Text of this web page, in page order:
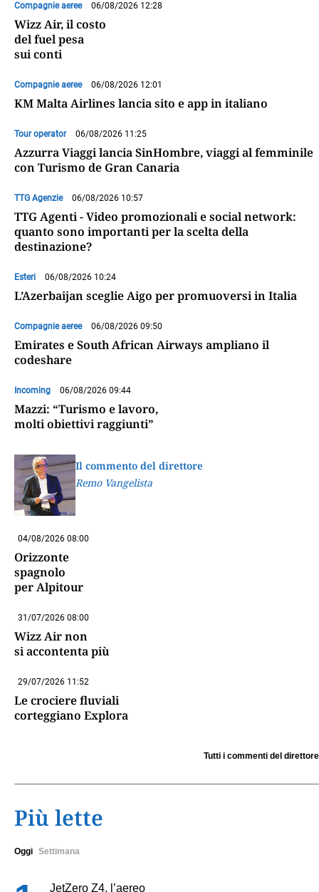
Compagnie aeree 06/08/2026 12:28
Wizz Air, il costo
del fuel pesa
sui conti
Compagnie aeree 06/08/2026 12:01
KM Malta Airlines lancia sito e app in italiano
Tour operator 06/08/2026 11:25
Azzurra Viaggi lancia SinHombre, viaggi al femminile
con Turismo de Gran Canaria
TTG Agenzie 06/08/2026 10:57
TTG Agenti - Video promozionali e social network:
quanto sono importanti per la scelta della
destinazione?
Esteri 06/08/2026 10:24
L’Azerbaijan sceglie Aigo per promuoversi in Italia
Compagnie aeree 06/08/2026 09:50
Emirates e South African Airways ampliano il
codeshare
Incoming 06/08/2026 09:44
Mazzi: “Turismo e lavoro,
molti obiettivi raggiunti”
Il commento del direttore
Remo Vangelista
04/08/2026 08:00
Orizzonte
spagnolo
per Alpitour
31/07/2026 08:00
Wizz Air non
si accontenta più
29/07/2026 11:52
Le crociere fluviali
corteggiano Explora
Tutti i commenti del direttore
Più lette
Oggi Settimana
JetZero Z4, l’aereo